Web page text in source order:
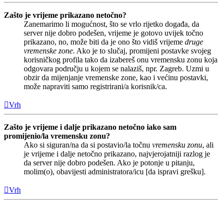
Zašto je vrijeme prikazano netočno?
Zanemarimo li mogućnost, što se vrlo rijetko događa, da
server nije dobro podešen, vrijeme je gotovo uvijek točno
prikazano, no, može biti da je ono što vidiš vrijeme druge
vremenske zone. Ako je to slučaj, promijeni postavke svojeg
korisničkog profila tako da izabereš onu vremensku zonu koja
odgovara području u kojem se nalaziš, npr. Zagreb. Uzmi u
obzir da mijenjanje vremenske zone, kao i većinu postavki,
može napraviti samo registrirani/a korisnik/ca.
Vrh
Zašto je vrijeme i dalje prikazano netočno iako sam
promijenio/la vremensku zonu?
Ako si siguran/na da si postavio/la točnu vremensku zonu, ali
je vrijeme i dalje netočno prikazano, najvjerojatniji razlog je
da server nije dobro podešen. Ako je potonje u pitanju,
molim(o), obavijesti administratora/icu [da ispravi grešku].
Vrh